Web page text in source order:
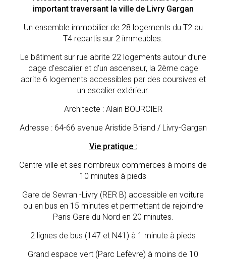
important traversant la ville de Livry Gargan
Un ensemble immobilier de 28 logements du T2 au
T4 repartis sur 2 immeubles.
Le bâtiment sur rue abrite 22 logements autour d’une
cage d’escalier et d’un ascenseur, la 2ème cage
abrite 6 logements accessibles par des coursives et
un escalier extérieur.
Architecte : Alain BOURCIER
Adresse : 64-66 avenue Aristide Briand / Livry-Gargan
Vie pratique :
Centre-ville et ses nombreux commerces à moins de
10 minutes à pieds
Gare de Sevran -Livry (RER B) accessible en voiture
ou en bus en 15 minutes et permettant de rejoindre
Paris Gare du Nord en 20 minutes.
2 lignes de bus (147 et N41) à 1 minute à pieds
Grand espace vert (Parc Lefèvre) à moins de 10